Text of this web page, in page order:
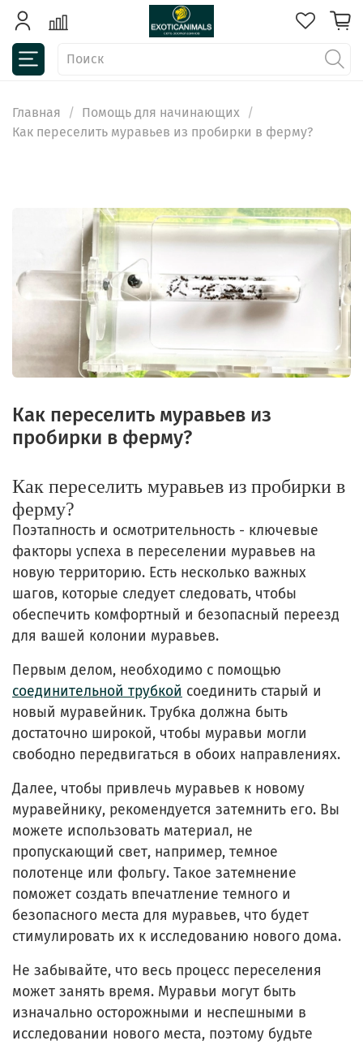
Главная
Помощь для начинающих
Как переселить муравьев из пробирки в ферму?
Как переселить муравьев из
пробирки в ферму?
Как переселить муравьев из пробирки в
ферму?
Поэтапность и осмотрительность - ключевые
факторы успеха в переселении муравьев на
новую территорию. Есть несколько важных
шагов, которые следует следовать, чтобы
обеспечить комфортный и безопасный переезд
для вашей колонии муравьев.
Первым делом, необходимо с помощью
соединительной трубкой соединить старый и
новый муравейник. Трубка должна быть
достаточно широкой, чтобы муравьи могли
свободно передвигаться в обоих направлениях.
Далее, чтобы привлечь муравьев к новому
муравейнику, рекомендуется затемнить его. Вы
можете использовать материал, не
пропускающий свет, например, темное
полотенце или фольгу. Такое затемнение
поможет создать впечатление темного и
безопасного места для муравьев, что будет
стимулировать их к исследованию нового дома.
Не забывайте, что весь процесс переселения
может занять время. Муравьи могут быть
изначально осторожными и неспешными в
исследовании нового места, поэтому будьте